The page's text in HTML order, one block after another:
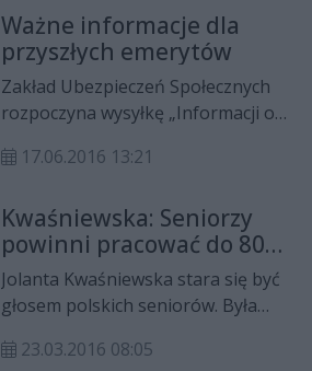
Ważne informacje dla
przyszłych emerytów
Zakład Ubezpieczeń Społecznych
rozpoczyna wysyłkę „Informacji o
ZUS” i apeluje do klientów o
korespondencji. Dane w niej
zawarte dotyczą przyszłości
każdego z nas.
17.06.2016 13:21
Kwaśniewska: Seniorzy
powinni pracować do 80
roku życia!
Jolanta Kwaśniewska stara się być
głosem polskich seniorów. Była
doskonale zna problemy starszego
23.03.2016 08:05